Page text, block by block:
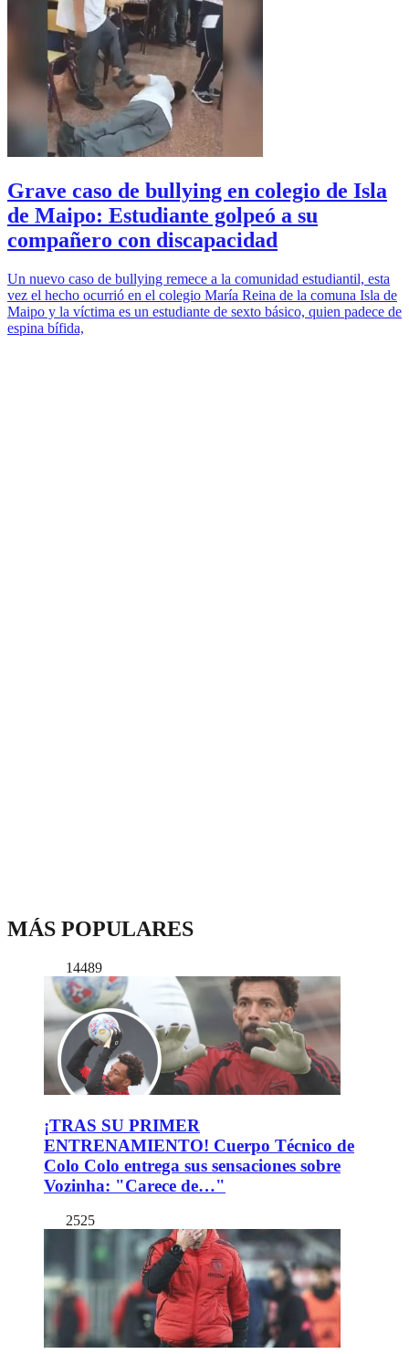
Grave caso de bullying en colegio de Isla
de Maipo: Estudiante golpeó a su
compañero con discapacidad
Un nuevo caso de bullying remece a la comunidad estudiantil, esta
vez el hecho ocurrió en el colegio María Reina de la comuna Isla de
Maipo y la víctima es un estudiante de sexto básico, quien padece de
espina bífida,
MÁS POPULARES
14489
¡TRAS SU PRIMER
ENTRENAMIENTO! Cuerpo Técnico de
Colo Colo entrega sus sensaciones sobre
Vozinha: "Carece de…"
2525